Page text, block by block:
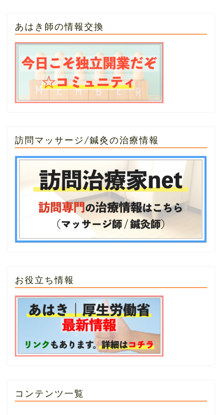
あはき師の情報交換
訪問マッサージ/鍼灸の治療情報
お役立ち情報
コンテンツ一覧